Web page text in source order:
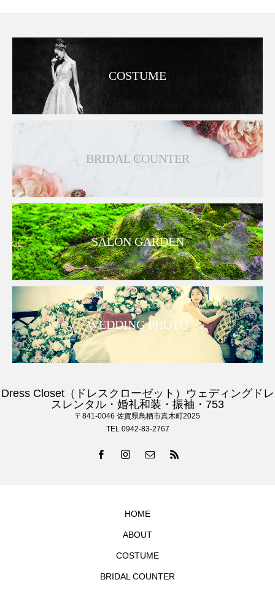
COSTUME
BRIDAL COUNTER
SALON GARDEN
WEDDING PHOTO
Dress Closet（ドレスクローゼット）ウェディングドレ
スレンタル・婚礼和装・振袖・753
〒841-0046 佐賀県鳥栖市真木町2025
TEL 0942-83-2767
HOME
ABOUT
COSTUME
BRIDAL COUNTER